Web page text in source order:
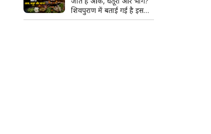
शिवपुराण में बताई गई है इसकी
खास वजह